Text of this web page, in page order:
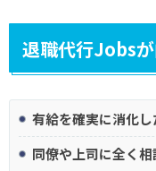
退職代行Jobs
有給を確実に消化し
同僚や上司に全く